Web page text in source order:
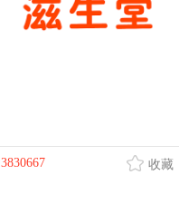
3830667 收藏